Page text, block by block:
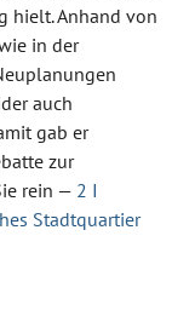
hielt. Anhand von
in der
auch
gab er
zur
rein — 2 I
Stadtquartier